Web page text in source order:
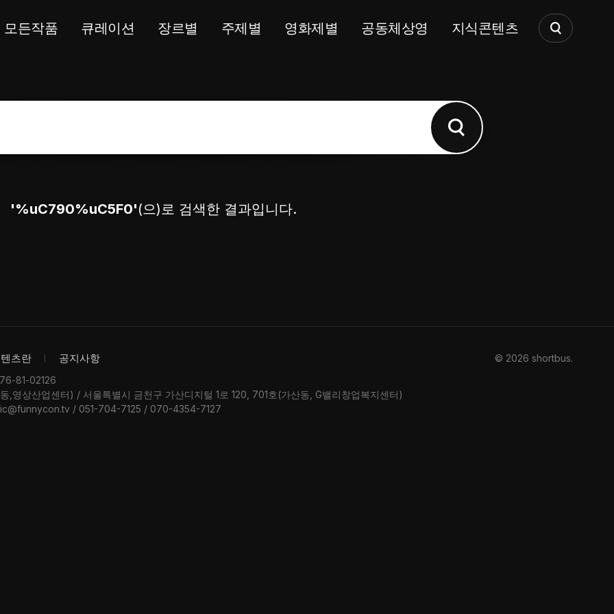
모든작품 큐레이션 장르별 주제별 영화제별 공동체상영 지식콘텐츠
'%uC790%uC5F0'(으)로 검색한 결과입니다.
츠란 공지사항
81-02126
영상산업센터) / 서울특별시 금천구 가산디지털 1로 120, 701호(가산동, G밸리창업복지센터)
/ 051-704-7125 / 070-4354-7127
© 2026 shortbus.